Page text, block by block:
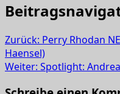
Zurück: Perry Rhodan
Haensel)
Weiter: Spotlight: